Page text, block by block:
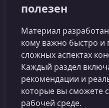
полезен
Материал
кому важно быстро и
сложных аспектах
Каждый раздел
рекомендации и
которые вы сможете
рабочей среде.